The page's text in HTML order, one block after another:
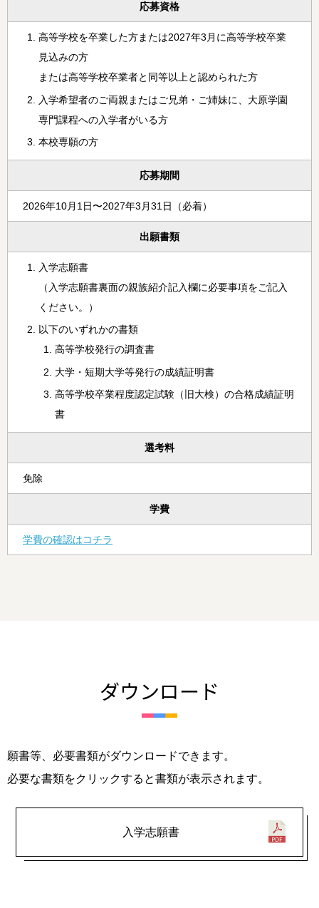
応募資格
高等学校を卒業した方または2027年3月に高等学校卒業
見込みの方
または高等学校卒業者と同等以上と認められた方
入学希望者のご両親またはご兄弟・ご姉妹に、大原学園
専門課程への入学者がいる方
本校専願の方
応募期間
2026年10月1日〜2027年3月31日（必着）
出願書類
入学志願書
（入学志願書裏面の親族紹介記入欄に必要事項をご記入
ください。）
以下のいずれかの書類
高等学校発行の調査書
大学・短期大学等発行の成績証明書
高等学校卒業程度認定試験（旧大検）の合格成績証明
書
選考料
免除
学費
学費の確認はコチラ
ダウンロード
願書等、必要書類がダウンロードできます。
必要な書類をクリックすると書類が表示されます。
入学志願書